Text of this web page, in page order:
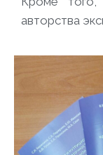
авторства